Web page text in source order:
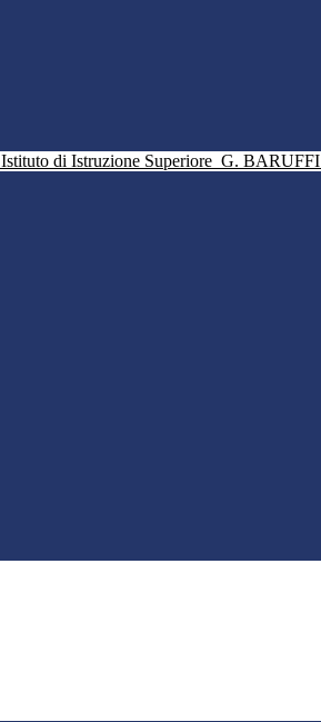
Istituto di Istruzione Superiore G. BARUFFI